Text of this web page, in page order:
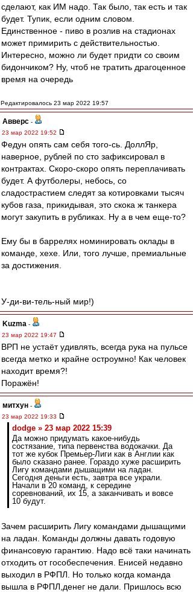
сделают, как ИМ надо. Так было, так есть и так
будет. Тупик, если одним словом.
Единственное - пиво в розлив на стадионах
может примирить с действительностью.
Интересно, можно ли будет придти со своим
бидончиком? Ну, чтоб не тратить драгоценное
время на очередь
Редактировалось 23 мар 2022 19:57
Авверс -
23 мар 2022 19:52
Федун опять сам себя того-сь. ДоллЯр,
наверное, рублей по сто зафиксировал в
контрактах. Скоро-скоро опять переплачивать
будет. А футболеры, небось, со
сладострастием следят за котировками тысяч
кубов газа, прикидывая, это скока ж танкера
могут закупить в рубликах. Ну а в чем еще-то?
Ему бы в баррелях номинировать оклады в
команде, хехе. Или, того лучше, премиальные
за достижения.
У-ди-ви-тель-ный мир!)
Kuzma -
23 мар 2022 19:47
ВРП не устаёт удивлять, всегда рука на пульсе
всегда метко и крайне остроумно! Как человек
находит время?!
Поражён!
митхун -
23 мар 2022 19:33
dodge » 23 мар 2022 15:39
Да можно придумать какое-нибудь
состязание, типа первенства водокачки. Да
тот же кубок Премьер-Лиги как в Англии как
было сказано ранее. Гораздо хуже расширить
Лигу командами дышащими на ладан.
Сегодня деньги есть, завтра все украли.
Начали в 20 команд, к середине
соревнований, их 15, а заканчивать и вовсе
10 будут.
Зачем расширить Лигу командами дышащими
на ладан. Команды должны давать годовую
финансовую гарантию. Надо всё таки начинать
отходить от гособеспечения. Енисей недавно
выходил в РФПЛ. Но только когда команда
вышла в РФПЛ,денег не дали. Пришлось всю